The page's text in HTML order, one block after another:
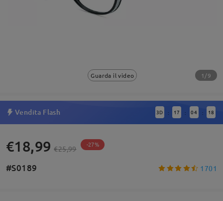
Guarda il video 1/9
Vendita Flash 3D : 17 : 04 : 17
€18,99 €25,99 -27%
#S0189 1701